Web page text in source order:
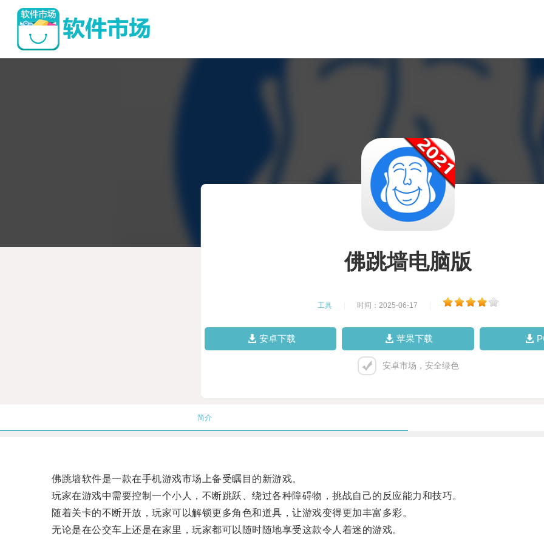
佛跳墙电脑版
工具 时间：2025-06-17
安卓下载 苹果下载
安卓市场，安全绿色
简介
佛跳墙软件是一款在手机游戏市场上备受瞩目的新游戏。
玩家在游戏中需要控制一个小人，不断跳跃、绕过各种障碍物，挑战自己的反应能力和技巧。
随着关卡的不断开放，玩家可以解锁更多角色和道具，让游戏变得更加丰富多彩。
无论是在公交车上还是在家里，玩家都可以随时随地享受这款令人着迷的游戏。